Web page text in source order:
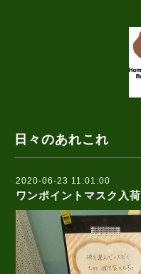
日々のあれこれ
2020-06-23 11:01:00
ワンポイントマスク入荷